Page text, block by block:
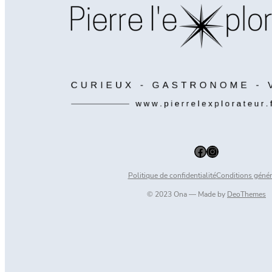
Facebook Instagram
Politique de confidentialitéConditions
© 2023 Ona — Made by DeoThemes